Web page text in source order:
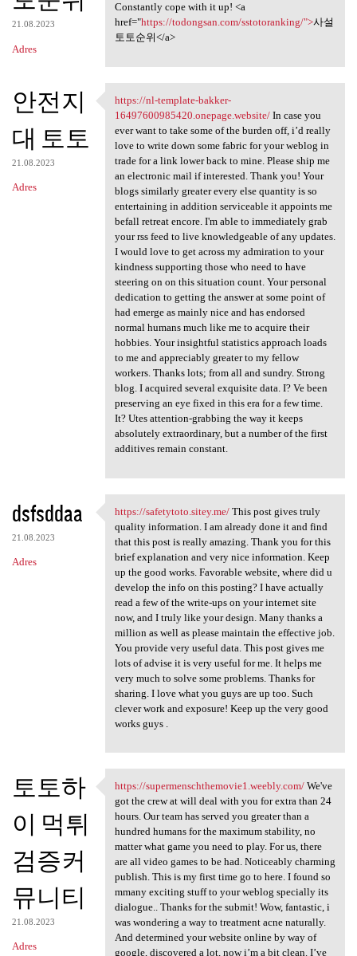
21.08.2023
Adres
Constantly cope with it up! <a
href="https://todongsan.com/sstotoranking/">사설
토토순위</a>
안전지
대 토토
21.08.2023
Adres
https://nl-template-bakker
https://nl-template-bakker-
16497600985420.onepage.website/In case you
ever want to take some of the burden off, i’d really
love to write down some fabric for your weblog in
trade for a link lower back to mine. Please ship me
an electronic mail if interested. Thank you! Your
blogs similarly greater every else quantity is so
entertaining in addition serviceable it appoints me
befall retreat encore. I'm able to immediately grab
your rss feed to live knowledgeable of any updates.
I would love to get across my admiration to your
kindness supporting those who need to have
steering on on this situation count. Your personal
dedication to getting the answer at some point of
had emerge as mainly nice and has endorsed
normal humans much like me to acquire their
hobbies. Your insightful statistics approach loads
to me and appreciably greater to my fellow
workers. Thanks lots; from all and sundry. Strong
blog. I acquired several exquisite data. I? Ve been
preserving an eye fixed in this era for a few time.
It? Utes attention-grabbing the way it keeps
absolutely extraordinary, but a number of the first
additives remain constant.
dsfsddaa
21.08.2023
Adres
https://safetytoto.sitey.me/
https://safetytoto.sitey.me/This post gives truly
quality information. I am already done it and find
that this post is really amazing. Thank you for this
brief explanation and very nice information. Keep
up the good works. Favorable website, where did u
develop the info on this posting? I have actually
read a few of the write-ups on your internet site
now, and I truly like your design. Many thanks a
million as well as please maintain the effective job.
You provide very useful data. This post gives me
lots of advise it is very useful for me. It helps me
very much to solve some problems. Thanks for
sharing. I love what you guys are up too. Such
clever work and exposure! Keep up the very good
works guys .
토토하
이 먹튀
검증커
뮤니티
21.08.2023
Adres
https://supermenschthemovie1
https://supermenschthemovie1.weebly.com/We've
got the crew at will deal with you for extra than 24
hours. Our team has served you greater than a
hundred humans for the maximum stability, no
matter what game you need to play. For us, there
are all video games to be had. Noticeably charming
publish. This is my first time go to here. I found so
mmany exciting stuff to your weblog specially its
dialogue.. Thanks for the submit! Wow, fantastic, i
was wondering a way to treatment acne naturally.
And determined your website online by way of
google, discovered a lot, now i’m a bit clean. I’ve